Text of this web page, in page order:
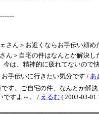
さん＞お近くならお手伝い頼
ん＞自宅の件はなんとか解決
今は、精神的に疲れてないので
お手伝いに行きたい気分です / あ
です。ご自宅の件、なんとか解
ですよ～。 / えるむ ( 2003-03-01